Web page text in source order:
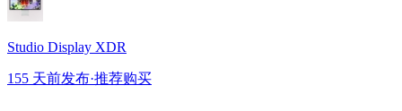
Studio Display XDR
155 天前发布·推荐购买